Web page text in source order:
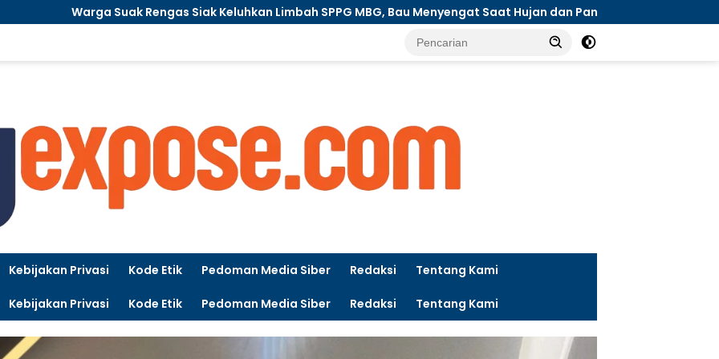
Siak Keluhkan Limbah SPPG MBG, Bau Menyengat Saat Hujan dan Panas Terik Brimob Polda Riau Ikuti
Kebijakan Privasi Kode Etik Pedoman Media Siber Redaksi Tentang Kami
Kebijakan Privasi Kode Etik Pedoman Media Siber Redaksi Tentang Kami